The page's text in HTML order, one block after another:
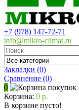
+7 (978) 147-72-71
info@mikro-climat.ru
Закладки (0)
Сравнение (0)
0
Корзина: 0 р.
В корзине пусто!